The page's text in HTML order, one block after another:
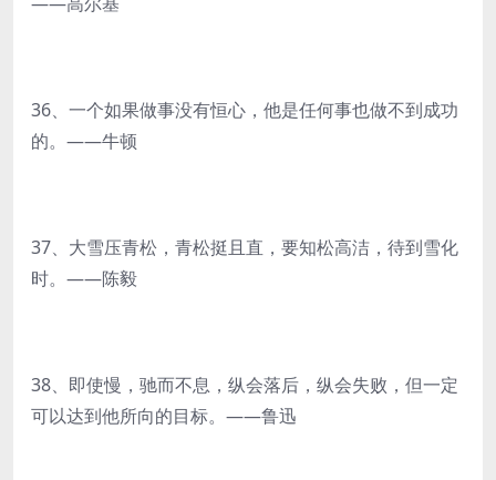
36、一个如果做事没有恒心，他是任何事也做不到成功
的。——牛顿
37、大雪压青松，青松挺且直，要知松高洁，待到雪化
时。——陈毅
38、即使慢，驰而不息，纵会落后，纵会失败，但一定
可以达到他所向的目标。——鲁迅